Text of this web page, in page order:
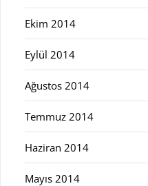
Ekim 2014
Eylül 2014
Ağustos 2014
Temmuz 2014
Haziran 2014
Mayıs 2014